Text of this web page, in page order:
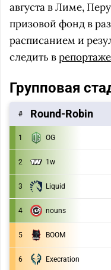
августа в Лиме,
призовой фонд в
расписанием и
следить врепортаже
Групповая
# Round-Robin
1 OG
2 1w
3 Liquid
4 nouns
5 BOOM
6 Execration